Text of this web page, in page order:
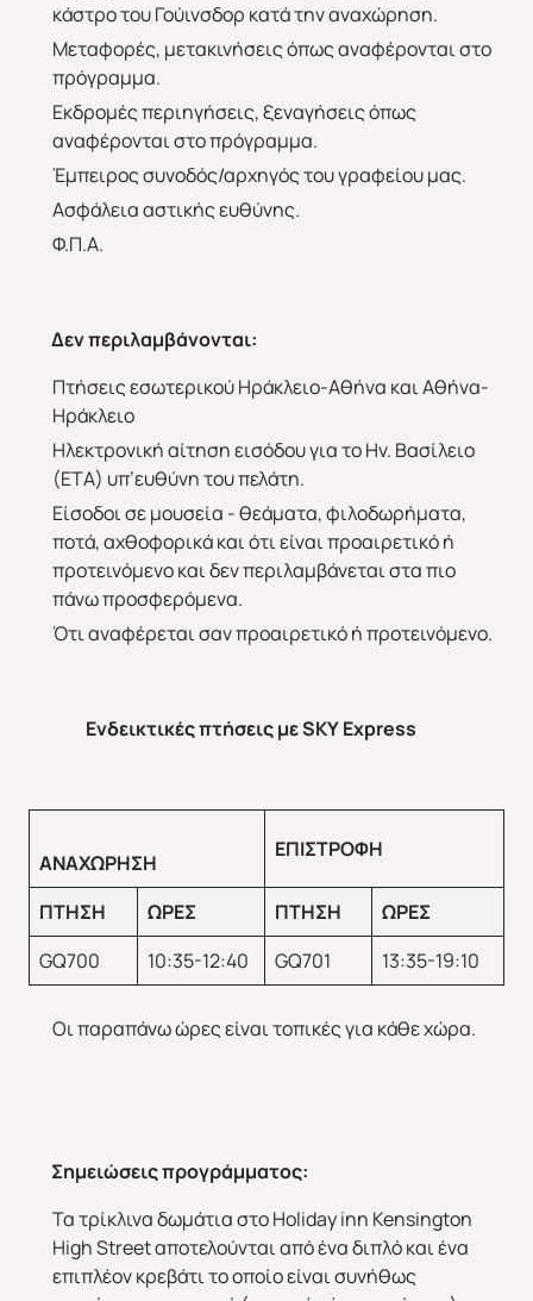
κάστρο του Γούινσδορ κατά την αναχώρηση.
Μεταφορές, μετακινήσεις όπως αναφέρονται στο
πρόγραμμα.
Εκδρομές περιηγήσεις, ξεναγήσεις όπως
αναφέρονται στο πρόγραμμα.
Έμπειρος συνοδός/αρχηγός του γραφείου μας.
Ασφάλεια αστικής ευθύνης.
Φ.Π.Α.
Δεν περιλαμβάνονται:
Πτήσεις εσωτερικού Ηράκλειο-Αθήνα και Αθήνα-
Ηράκλειο
Ηλεκτρονική αίτηση εισόδου για το Ην. Βασίλειο
(ΕΤΑ) υπ’ευθύνη του πελάτη.
Είσοδοι σε μουσεία - θεάματα, φιλοδωρήματα,
ποτά, αχθοφορικά και ότι είναι προαιρετικό ή
προτεινόμενο και δεν περιλαμβάνεται στα πιο
πάνω προσφερόμενα.
Ότι αναφέρεται σαν προαιρετικό ή προτεινόμενο.
Ενδεικτικές πτήσεις μεSKYExpress
ΑΝΑΧΩΡΗΣΗ
ΕΠΙΣΤΡΟΦΗ
ΠΤΗΣΗ ΩΡΕΣ ΠΤΗΣΗ
ΩΡΕΣ
GQ700
10:35-12:40 GQ701 13:35-19:10
Οι παραπάνω ώρες είναι τοπικές για κάθε χώρα.
Σημειώσεις προγράμματος:
Τα τρίκλινα δωμάτια στο Holiday inn Kensington
High Street αποτελούνται από ένα διπλό και ένα
επιπλέον κρεβάτι το οποίο είναι συνήθως